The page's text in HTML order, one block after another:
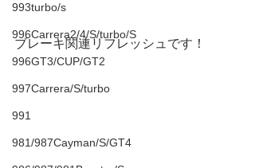
993turbo/s
996Carrera2/4/S/turbo/S
996GT3/CUP/GT2
997Carrera/S/turbo
991
981/987Cayman/S/GT4
ブレーキ関連リフレッシュです！